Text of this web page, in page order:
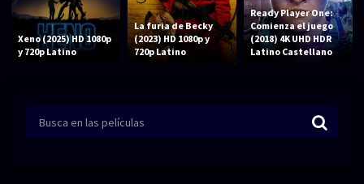
GÉNEROS
Acción Animación
Comedia Crimen
Terror
Xeno (2025) HD 1080p
y 720p Latino
La furia de Becky
(2023) HD 1080p y
720p Latino
Ready Player One:
Comienza el juego
(2018) 4K UHD HDR
Latino Castellano